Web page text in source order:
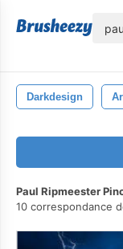
Darkdesign
Paul Ripmeester
10 correspondance